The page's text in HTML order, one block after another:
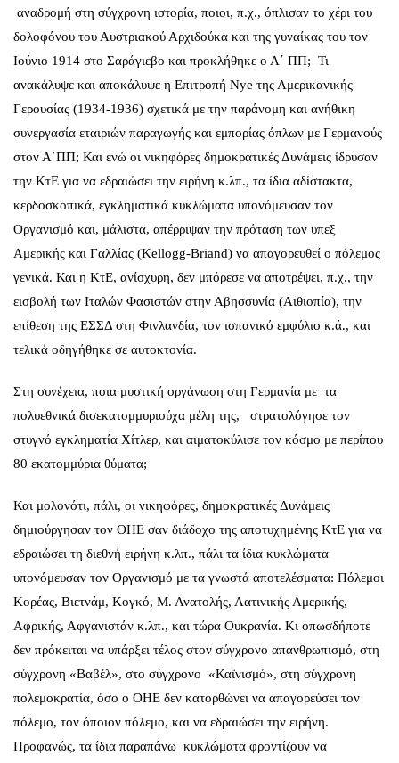
αναδρομή στη σύγχρονη ιστορία, ποιοι, π.χ., όπλισαν το χέρι του
δολοφόνου του Αυστριακού Αρχιδούκα και της γυναίκας του τον
Ιούνιο 1914 στο Σαράγιεβο και προκλήθηκε ο Α΄ ΠΠ; Τι
ανακάλυψε και αποκάλυψε η Επιτροπή Nye της Αμερικανικής
Γερουσίας (1934-1936) σχετικά με την παράνομη και ανήθικη
συνεργασία εταιριών παραγωγής και εμπορίας όπλων με Γερμανούς
στον Α΄ΠΠ; Και ενώ οι νικηφόρες δημοκρατικές Δυνάμεις ίδρυσαν
την ΚτΕ για να εδραιώσει την ειρήνη κ.λπ., τα ίδια αδίστακτα,
κερδοσκοπικά, εγκληματικά κυκλώματα υπονόμευσαν τον
Οργανισμό και, μάλιστα, απέρριψαν την πρόταση των υπεξ
Αμερικής και Γαλλίας (Kellogg-Briand) να απαγορευθεί ο πόλεμος
γενικά. Και η ΚτΕ, ανίσχυρη, δεν μπόρεσε να αποτρέψει, π.χ., την
εισβολή των Ιταλών Φασιστών στην Αβησσυνία (Αιθιοπία), την
επίθεση της ΕΣΣΔ στη Φινλανδία, τον ισπανικό εμφύλιο κ.ά., και
τελικά οδηγήθηκε σε αυτοκτονία.
Στη συνέχεια, ποια μυστική οργάνωση στη Γερμανία με τα
πολυεθνικά δισεκατομμυριούχα μέλη της, στρατολόγησε τον
στυγνό εγκληματία Χίτλερ, και αιματοκύλισε τον κόσμο με περίπου
80 εκατομμύρια θύματα;
Και μολονότι, πάλι, οι νικηφόρες, δημοκρατικές Δυνάμεις
δημιούργησαν τον ΟΗΕ σαν διάδοχο της αποτυχημένης ΚτΕ για να
εδραιώσει τη διεθνή ειρήνη κ.λπ., πάλι τα ίδια κυκλώματα
υπονόμευσαν τον Οργανισμό με τα γνωστά αποτελέσματα: Πόλεμοι
Κορέας, Βιετνάμ, Κογκό, Μ. Ανατολής, Λατινικής Αμερικής,
Αφρικής, Αφγανιστάν κ.λπ., και τώρα Ουκρανία. Κι οπωσδήποτε
δεν πρόκειται να υπάρξει τέλος στον σύγχρονο απανθρωπισμό, στη
σύγχρονη «Βαβέλ», στο σύγχρονο «Καϊνισμό», στη σύγχρονη
πολεμοκρατία, όσο ο ΟΗΕ δεν κατορθώνει να απαγορεύσει τον
πόλεμο, τον όποιον πόλεμο, και να εδραιώσει την ειρήνη.
Προφανώς, τα ίδια παραπάνω κυκλώματα φροντίζουν να